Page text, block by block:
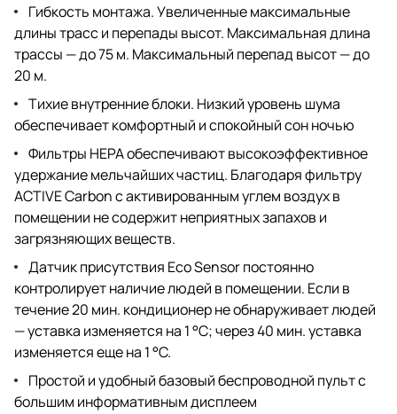
Гибкость монтажа. Увеличенные максимальные
длины трасс и перепады высот. Максимальная длина
трассы — до 75 м. Максимальный перепад высот — до
20 м.
Тихие внутренние блоки. Низкий уровень шума
обеспечивает комфортный и спокойный сон ночью
Фильтры HEPA обеспечивают высокоэффективное
удержание мельчайших частиц. Благодаря фильтру
ACTIVE Carbon с активированным углем воздух в
помещении не содержит неприятных запахов и
загрязняющих веществ.
Датчик присутствия Eco Sensor постоянно
контролирует наличие людей в помещении. Если в
течение 20 мин. кондиционер не обнаруживает людей
— уставка изменяется на 1 °C; через 40 мин. уставка
изменяется еще на 1 °C.
Простой и удобный базовый беспроводной пульт с
большим информативным дисплеем